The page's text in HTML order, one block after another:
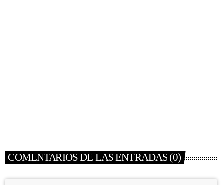
COMENTARIOS DE LAS ENTRADAS (0)